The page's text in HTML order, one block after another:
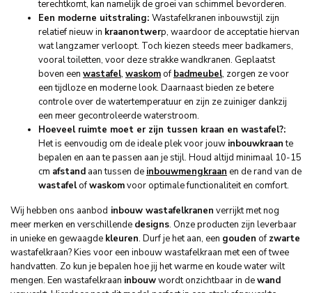
terechtkomt, kan namelijk de groei van schimmel bevorderen.
Een moderne uitstraling: Wastafelkranen inbouwstijl zijn
relatief nieuw in kraanontwerp, waardoor de acceptatie hiervan
wat langzamer verloopt. Toch kiezen steeds meer badkamers,
vooral toiletten, voor deze strakke wandkranen. Geplaatst
boven een wastafel, waskomof badmeubel, zorgen ze voor
een tijdloze en moderne look. Daarnaast bieden ze betere
controle over de watertemperatuur en zijn ze zuiniger dankzij
een meer gecontroleerde waterstroom.
Hoeveel ruimte moet er zijn tussen kraan en wastafel?:
Het is eenvoudig om de ideale plek voor jouw inbouwkraante
bepalen en aan te passen aan je stijl. Houd altijd minimaal 10-15
cm afstand aan tussen de inbouwmengkraan en de rand van de
wastafelofwaskomvoor optimale functionaliteit en comfort.
Wij hebben ons aanbod inbouw wastafelkranen verrijkt met nog
meer merken en verschillende designs. Onze producten zijn leverbaar
in unieke en gewaagde kleuren. Durf je het aan, een gouden of zwarte
wastafelkraan? Kies voor een inbouw wastafelkraan met een of twee
handvatten. Zo kun je bepalen hoe jij het warme en koude water wilt
mengen. Een wastafelkraan inbouwwordt onzichtbaar in dewand